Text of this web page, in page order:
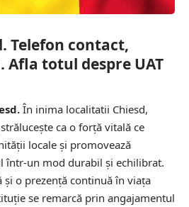
Telefon contact,
Afla totul despre UAT
În inima localitatii Chiesd,
ca o forță vitală ce
locale și promovează
într-un mod durabil și echilibrat.
și o prezență continuă în viața
se remarcă prin angajamentul